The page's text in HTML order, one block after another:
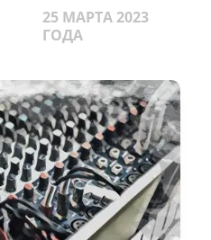
25 МАРТА 2023
ГОДА